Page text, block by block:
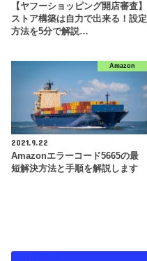
【ヤフーショッピング開店審査】
ストア構築は自力で出来る！設定
方法を5分で解説…
Amazon
2021.9.22
Amazonエラーコード5665の最
短解決方法と手順を解説します